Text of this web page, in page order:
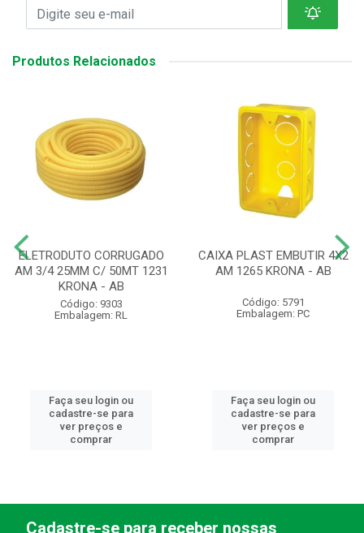
Produtos Relacionados
ELETRODUTO CORRUGADO
AM 3/4 25MM C/ 50MT 1231
KRONA - AB
Código: 9303
Embalagem: RL
Faça seu login ou
cadastre-se para
ver preços e
comprar
CAIXA PLAST EMBUTIR 4X2
AM 1265 KRONA - AB
Código: 5791
Embalagem: PC
Faça seu login ou
cadastre-se para
ver preços e
comprar
Cadastre-se para receber nossas